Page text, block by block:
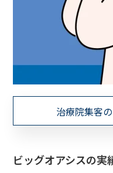
治療院集客
ビッグオアシスの実